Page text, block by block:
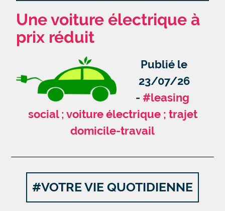
Une voiture électrique à
prix réduit
Publié le
23/07/26
#leasing
social ; voiture électrique ; trajet
domicile-travail
#VOTRE VIE QUOTIDIENNE